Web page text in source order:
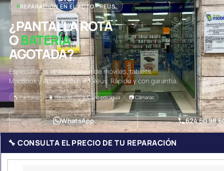
REPARACIÓN EN EL ACTO · REUS
¿PANTALLA ROTA
OBATERÍA
AGOTADA?
Especialistas en reparación de móviles, tablets,
MacBook y Apple Watch en Reus. Rápido y con garantía.
🔧 Pantallas 🔋 Baterías 💧 Daño por agua 📷 Cámaras
WhatsApp 624 60 98
🔧 CONSULTA EL PRECIO DE TU REPARACIÓN